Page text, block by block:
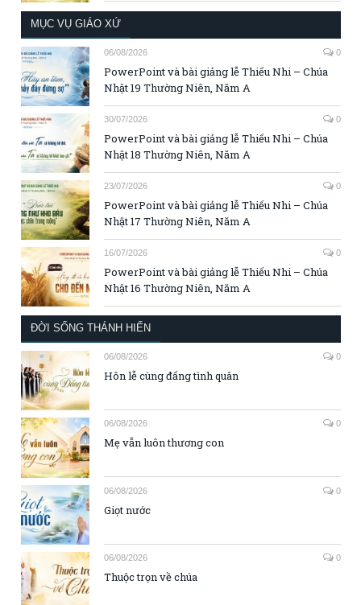
MỤC VỤ GIÁO XỨ
06/08/2026 0
PowerPoint và bài giảng lễ Thiếu Nhi – Chúa
Nhật 19 Thường Niên, Năm A
30/07/2026 0
PowerPoint và bài giảng lễ Thiếu Nhi – Chúa
Nhật 18 Thường Niên, Năm A
23/07/2026 0
PowerPoint và bài giảng lễ Thiếu Nhi – Chúa
Nhật 17 Thường Niên, Năm A
16/07/2026 0
PowerPoint và bài giảng lễ Thiếu Nhi – Chúa
Nhật 16 Thường Niên, Năm A
ĐỜI SỐNG THÁNH HIẾN
06/08/2026 0
Hôn lễ cùng đấng tình quân
06/08/2026 0
Mẹ vẫn luôn thương con
06/08/2026 0
Giọt nước
06/08/2026 0
Thuộc trọn về chúa